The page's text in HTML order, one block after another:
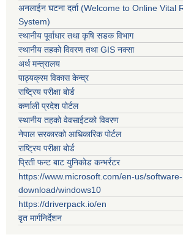
अनलाईन घटना दर्ता (Welcome to Online Vital
System)
स्थानीय पूर्वाधार तथा कृषि सडक विभाग
स्थानीय तहको विवरण तथा GIS नक्सा
अर्थ मन्त्रालय
पाठ्यक्रम विकास केन्द्र
राष्ट्रिय परीक्षा बोर्ड
कर्णाली प्रदेश पोर्टल
स्थानीय तहको वेवसाईटको विवरण
नेपाल सरकारको आधिकारिक पोर्टल
राष्ट्रिय परीक्षा बोर्ड
प्रिती फन्ट बाट युनिकोड कन्भर्रटर
https://www.microsoft.com/en-us/software-
download/windows10
https://driverpack.io/en
वृत मार्गनिर्देशन